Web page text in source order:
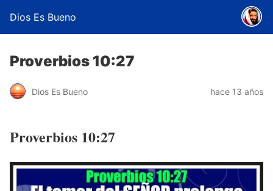
Dios Es Bueno
Proverbios 10:27
Dios Es Bueno hace 13 años
Proverbios 10:27